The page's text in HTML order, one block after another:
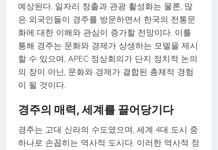
예상된다. 일자리 창출과 관광 활성화는 물론, 많
은 외국인들이 경주를 방문하면서 한국의 전통문
화에 대한 이해와 관심이 증가할 전망이다. 이를
통해 경주는 문화와 경제가 상생하는 모델을 제시
할 수 있으며, APEC 정상회의가 단지 정치적 논의
의 장이 아닌, 문화와 경제가 결합된 총체적 경험
이 될 것이다.
경주의 매력, 세계를 끌어당기다
경주는 고대 신라의 수도였으며, 세계 4대 도시 중
하나로 손꼽히는 역사적 도시다. 이러한 역사적 정